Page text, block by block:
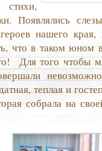
Появлялись
нашего
что в таком юном
Для того чтобы
теплая и
собрала на